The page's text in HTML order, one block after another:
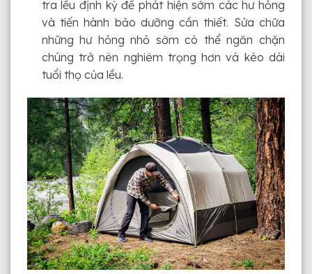
tra lều định kỳ để phát hiện sớm các hư hỏng
và tiến hành bảo dưỡng cần thiết. Sửa chữa
những hư hỏng nhỏ sớm có thể ngăn chặn
chúng trở nên nghiêm trọng hơn và kéo dài
tuổi thọ của lều.